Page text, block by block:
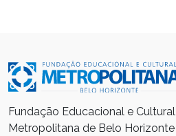
Fundação Educacional e Cultural
Metropolitana de Belo Horizonte